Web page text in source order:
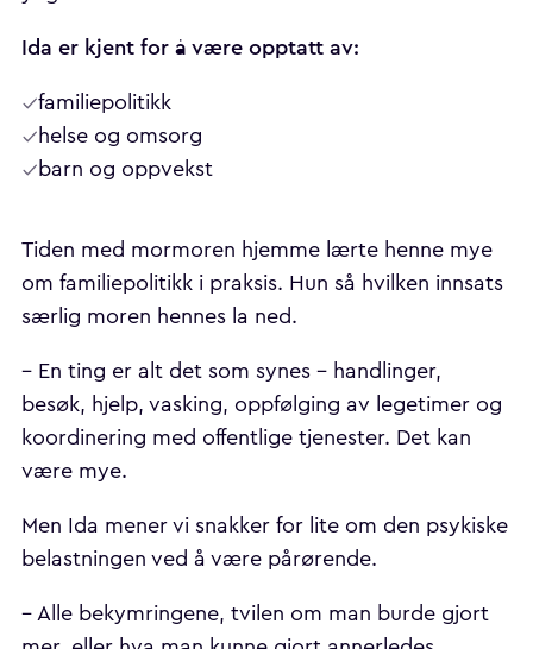
Ida er kjent for å være opptatt av:
familiepolitikk
helse og omsorg
barn og oppvekst
Tiden med mormoren hjemme lærte henne mye
om familiepolitikk i praksis. Hun så hvilken innsats
særlig moren hennes la ned.
– En ting er alt det som synes – handlinger,
besøk, hjelp, vasking, oppfølging av legetimer og
koordinering med offentlige tjenester. Det kan
være mye.
Men Ida mener vi snakker for lite om den psykiske
belastningen ved å være pårørende.
– Alle bekymringene, tvilen om man burde gjort